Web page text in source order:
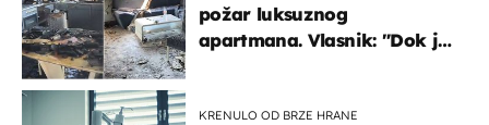
požar luksuznog
apartmana. Vlasnik: "Dok je
KRENULO OD BRZE HRANE